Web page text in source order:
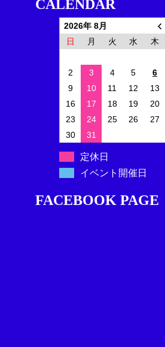
CALENDAR
2026年 8月
日
月 火 水 木
2
3 4 5 6
9
10 11 12 13
16
17 18 19 20
23
24 25 26 27
30
31
定休日
イベント開催日
FACEBOOK PAGE